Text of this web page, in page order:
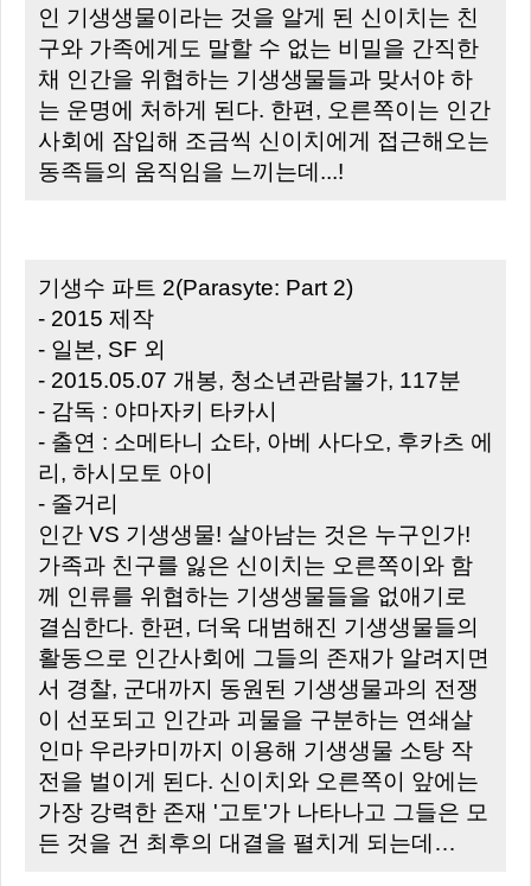
인 기생생물이라는 것을 알게 된 신이치는 친
구와 가족에게도 말할 수 없는 비밀을 간직한
채 인간을 위협하는 기생생물들과 맞서야 하
는 운명에 처하게 된다. 한편, 오른쪽이는 인간
사회에 잠입해 조금씩 신이치에게 접근해오는
동족들의 움직임을 느끼는데...!
기생수 파트 2(Parasyte: Part 2)
- 2015 제작
- 일본, SF 외
- 2015.05.07 개봉, 청소년관람불가, 117분
- 감독 : 야마자키 타카시
- 출연 : 소메타니 쇼타, 아베 사다오, 후카츠 에
리, 하시모토 아이
- 줄거리
인간 VS 기생생물! 살아남는 것은 누구인가!
가족과 친구를 잃은 신이치는 오른쪽이와 함
께 인류를 위협하는 기생생물들을 없애기로
결심한다. 한편, 더욱 대범해진 기생생물들의
활동으로 인간사회에 그들의 존재가 알려지면
서 경찰, 군대까지 동원된 기생생물과의 전쟁
이 선포되고 인간과 괴물을 구분하는 연쇄살
인마 우라카미까지 이용해 기생생물 소탕 작
전을 벌이게 된다. 신이치와 오른쪽이 앞에는
가장 강력한 존재 '고토'가 나타나고 그들은 모
든 것을 건 최후의 대결을 펼치게 되는데…